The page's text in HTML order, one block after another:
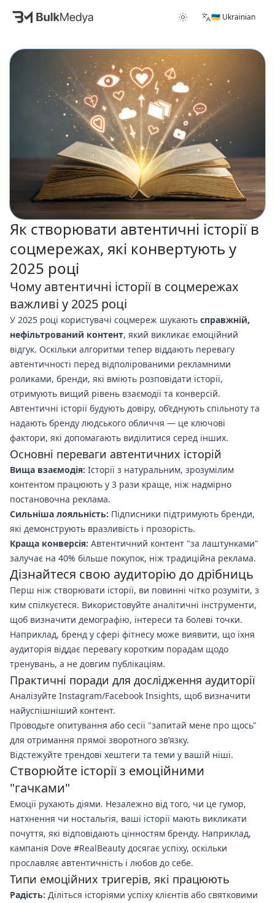
🇺🇦 Ukrainian
Як створювати автентичні історії в
соцмережах, які конвертують у
2025 році
Чому автентичні історії в соцмережах
важливі у 2025 році
У 2025 році користувачі соцмереж шукають справжній,
нефільтрований контент, який викликає емоційний
відгук. Оскільки алгоритми тепер віддають перевагу
автентичності перед відполірованими рекламними
роликами, бренди, які вміють розповідати історії,
отримують вищий рівень взаємодії та конверсій.
Автентичні історії будують довіру, об’єднують спільноту та
надають бренду людського обличчя — це ключові
фактори, які допомагають виділитися серед інших.
Основні переваги автентичних історій
Вища взаємодія: Історії з натуральним, зрозумілим
контентом працюють у 3 рази краще, ніж надмірно
постановочна реклама.
Сильніша лояльність: Підписники підтримують бренди,
які демонструють вразливість і прозорість.
Краща конверсія: Автентичний контент "за лаштунками"
залучає на 40% більше покупок, ніж традиційна реклама.
Дізнайтеся свою аудиторію до дрібниць
Перш ніж створювати історії, ви повинні чітко розуміти, з
ким спілкуєтеся. Використовуйте аналітичні інструменти,
щоб визначити демографію, інтереси та болеві точки.
Наприклад, бренд у сфері фітнесу може виявити, що їхня
аудиторія віддає перевагу коротким порадам щодо
тренувань, а не довгим публікаціям.
Практичні поради для дослідження аудиторії
Аналізуйте Instagram/Facebook Insights, щоб визначити
найуспішніший контент.
Проводьте опитування або сесії "запитай мене про щось"
для отримання прямої зворотного зв’язку.
Відстежуйте трендові хештеги та теми у вашій ніші.
Створюйте історії з емоційними
"гачками"
Емоції рухають діями. Незалежно від того, чи це гумор,
натхнення чи ностальгія, ваші історії мають викликати
почуття, які відповідають цінностям бренду. Наприклад,
кампанія Dove #RealBeauty досягає успіху, оскільки
прославляє автентичність і любов до себе.
Типи емоційних тригерів, які працюють
Радість: Діліться історіями успіху клієнтів або святковими